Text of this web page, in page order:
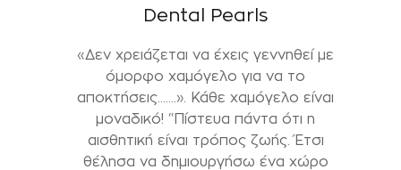
Dental Pearls
«Δεν χρειάζεται να έχεις γεννηθεί με
όμορφο χαμόγελο για να το
αποκτήσεις…….». Κάθε χαμόγελο είναι
μοναδικό! “Πίστευα πάντα ότι η
αισθητική είναι τρόπος ζωής. Έτσι
θέλησα να δημιουργήσω ένα χώρο